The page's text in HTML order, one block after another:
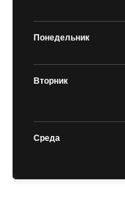
Понедельник
Вторник
Среда